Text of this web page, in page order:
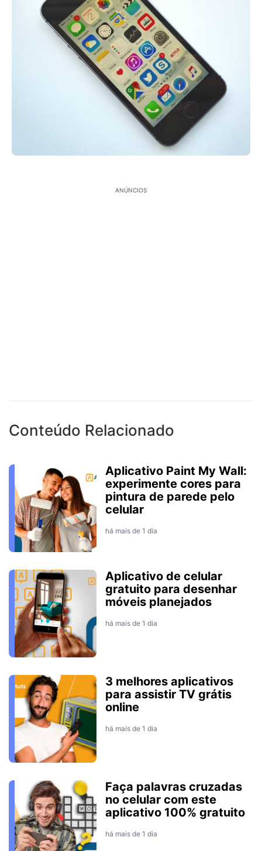
ANÚNCIOS
Conteúdo Relacionado
Aplicativo Paint My Wall:
experimente cores para
pintura de parede pelo
celular
há mais de 1 dia
Aplicativo de celular
gratuito para desenhar
móveis planejados
há mais de 1 dia
3 melhores aplicativos
para assistir TV grátis
online
há mais de 1 dia
Faça palavras cruzadas
no celular com este
aplicativo 100% gratuito
há mais de 1 dia